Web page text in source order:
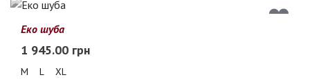
Еко шуба
1 945.00 грн
M L XL